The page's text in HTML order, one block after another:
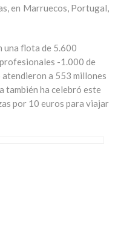
en Marruecos, Portugal,
una flota de 5.600
-1.000 de
atendieron a 553 millones
también ha celebró este
por 10 euros para viajar